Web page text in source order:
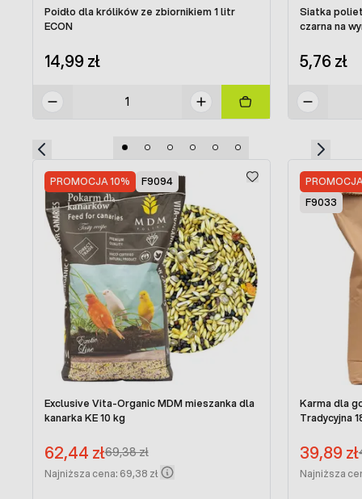
Poidło dla królików ze zbiornikiem 1 litr
ECON
14,99 zł
Siatka
czarna na
5,76 zł
PROMOCJA 10% F9094
Exclusive Vita-Organic MDM mieszanka dla
kanarka KE 10 kg
Cena promocyjna:
62,44 złRegular Price:
69,38 zł
Najniższa cena: 69,38 zł
F9033
Karma dla
Tradycyjna
Cena
39,89 zł
Najniższa